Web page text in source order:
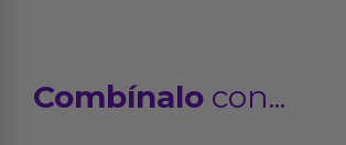
Combínalo con...